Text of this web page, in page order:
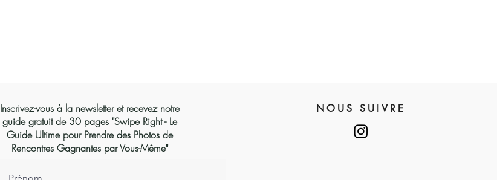
Inscrivez-vous à la newsletter et recevez notre
guide gratuit de 30 pages "Swipe Right - Le
Guide Ultime pour Prendre des Photos de
Rencontres Gagnantes par Vous-Même"
NOUS SUIVRE